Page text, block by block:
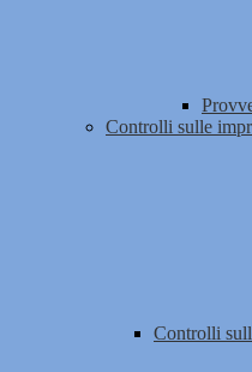
Controlli sulle
Controlli